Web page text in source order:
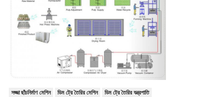
সজ্জা ছাঁচনির্মাণ মেশিন ডিম ট্রে তৈরির মেশিন ডিম ট্রে তৈরির যন্ত্রপাতি